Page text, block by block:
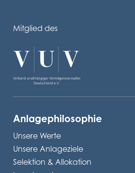
Mitglied des
Anlagephilosophie
Unsere Werte
Unsere Anlageziele
Selektion & Allokation